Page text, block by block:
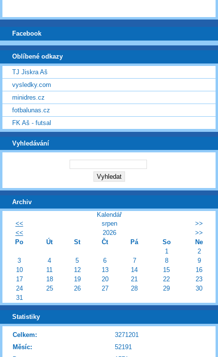
Facebook
Oblíbené odkazy
TJ Jiskra Aš
vysledky.com
minidres.cz
fotbalunas.cz
FK Aš - futsal
Vyhledávání
Archiv
Kalendář
<<
srpen
>>
<<
2026
>>
Po
Út St Čt Pá So
Ne
1
2
3
4 5 6 7 8
9
10
11 12 13 14 15
16
17
18 19 20 21 22
23
24
25 26 27 28 29
30
31
Statistiky
Celkem:
3271201
Měsíc:
52191